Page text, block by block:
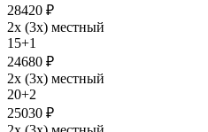
28420 ₽
2х (3х) местный
15+1
24680 ₽
2х (3х) местный
20+2
25030 ₽